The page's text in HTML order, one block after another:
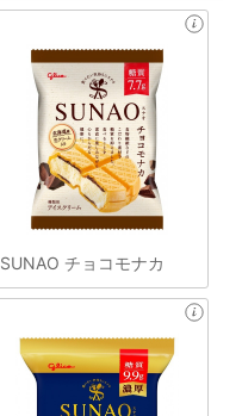
SUNAO チョコモナカ